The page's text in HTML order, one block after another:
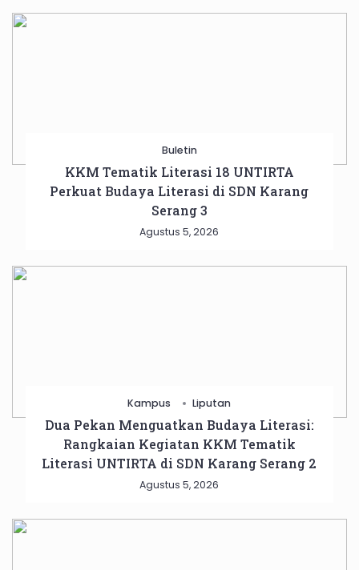
Buletin
KKM Tematik Literasi 18 UNTIRTA
Perkuat Budaya Literasi di SDN Karang
Serang 3
Agustus 5, 2026
Kampus Liputan
Dua Pekan Menguatkan Budaya Literasi:
Rangkaian Kegiatan KKM Tematik
Literasi UNTIRTA di SDN Karang Serang 2
Agustus 5, 2026